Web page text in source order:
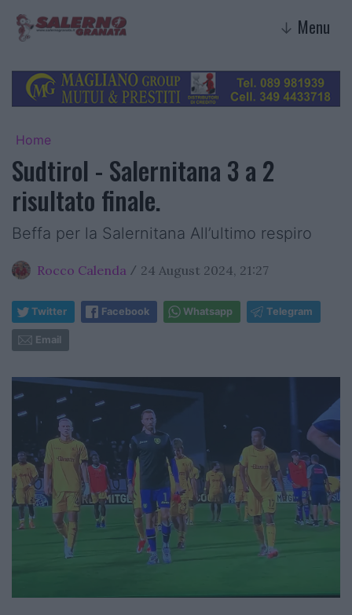
↓ Menu
Home
Sudtirol - Salernitana 3 a 2
risultato finale.
Beffa per la Salernitana All’ultimo respiro
Rocco Calenda / 24 August 2024, 21:27
Twitter Facebook Whatsapp Telegram
Email